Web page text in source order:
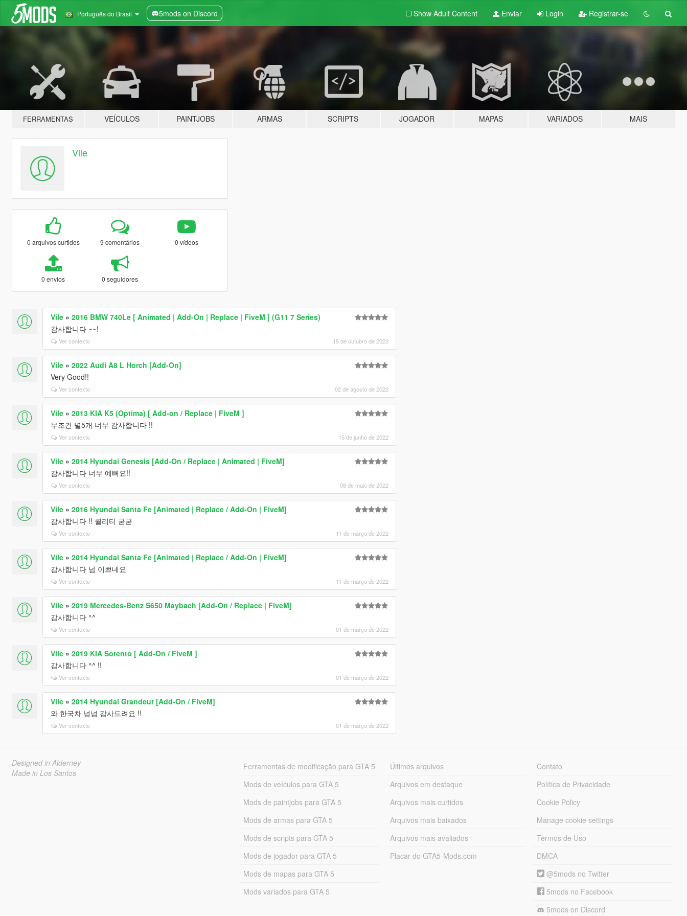
Português do Brasil 5mods on Discord Show Adult Content Enviar Login Registrar-se
FERRAMENTAS VEÍCULOS PAINTJOBS ARMAS SCRIPTS JOGADOR MAPAS VARIADOS MAIS
Vile
0 arquivos curtidos 9 comentários 0 vídeos
0 envios 0 seguidores
Vile» 2016 BMW 740Le [ Animated | Add-On | Replace | FiveM ] (G11 7 Series)
감사합니다 ~~!
Ver contexto 15 de outubro de 2023
Vile» 2022 Audi A8 L Horch [Add-On]
Very Good!!
Ver contexto 02 de agosto de 2022
Vile» 2013 KIA K5 (Optima) [ Add-on / Replace | FiveM ]
무조건 별5개 너무 감사합니다 !!
Ver contexto 15 de junho de 2022
Vile» 2014 Hyundai Genesis [Add-On / Replace | Animated | FiveM]
감사합니다 너무 예뻐요!!
Ver contexto 08 de maio de 2022
Vile» 2016 Hyundai Santa Fe [Animated | Replace / Add-On | FiveM]
감사합니다 !! 퀄리티 굳굳
Ver contexto 11 de março de 2022
Vile» 2014 Hyundai Santa Fe [Animated | Replace / Add-On | FiveM]
감사합니다 넘 이쁘네요
Ver contexto 11 de março de 2022
Vile» 2019 Mercedes-Benz S650 Maybach [Add-On / Replace | FiveM]
감사합니다 ^^
Ver contexto 01 de março de 2022
Vile» 2019 KIA Sorento [ Add-On / FiveM ]
감사합니다 ^^ !!
Ver contexto 01 de março de 2022
Vile» 2014 Hyundai Grandeur [Add-On / FiveM]
와 한국차 넘넘 감사드려요 !!
Ver contexto 01 de março de 2022
Designed in Alderney
Made in Los Santos
Ferramentas de modificação para GTA 5
Mods de veículos para GTA 5
Mods de paintjobs para GTA 5
Mods de armas para GTA 5
Mods de scripts para GTA 5
Mods de jogador para GTA 5
Mods de mapas para GTA 5
Mods variados para GTA 5
Últimos arquivos
Arquivos em destaque
Arquivos mais curtidos
Arquivos mais baixados
Arquivos mais avaliados
Placar do GTA5-Mods.com
Contato
Política de Privacidade
Cookie Policy
Manage cookie settings
Termos de Uso
DMCA
@5mods no Twitter
5mods no Facebook
5mods on Discord